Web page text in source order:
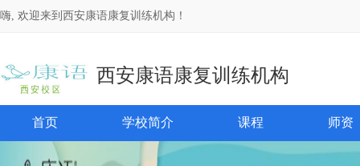
嗨, 欢迎来到西安康语康复训练机构！
西安康语康复训练机构
首页 学校简介 课程 师资